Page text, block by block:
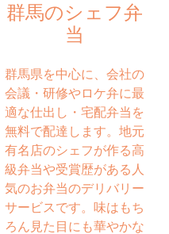
群馬のシェフ弁
当
群馬県を中心に、会社の
会議・研修やロケ弁に最
適な仕出し・宅配弁当を
無料で配達します。地元
有名店のシェフが作る高
級弁当や受賞歴がある人
気のお弁当のデリバリー
サービスです。味はもち
ろん見た目にも華やかな